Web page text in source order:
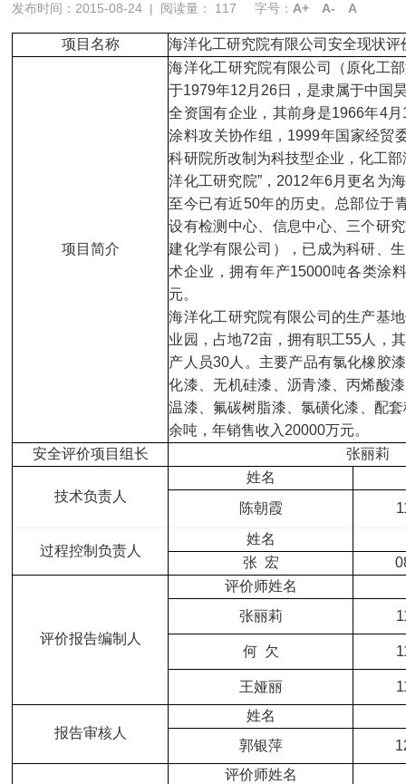
发布时间：2015-08-24 | 阅读量： 117 字号： A+ A- A
项目名称 海洋化工研究院有限公司安全现状评
项目简介
海洋化工研究院有限公司（原化工
于1979年12月26日，是隶属于中国
全资国有企业，其前身是1966年4月
涂料攻关协作组，1999年国家经贸
科研院所改制为科技型企业，化工
洋化工研究院”，2012年6月更名为
至今已有近50年的历史。总部位于
设有检测中心、信息中心、三个研
建化学有限公司），已成为科研、
术企业，拥有年产15000吨各类涂
元。
海洋化工研究院有限公司的生产基
业园，占地72亩，拥有职工55人，
产人员30人。主要产品有氯化橡胶
化漆、无机硅漆、沥青漆、丙烯酸
温漆、氟碳树脂漆、氯磺化漆、配
余吨，年销售收入20000万元。
安全评价项目组长
张丽莉
技术负责人
姓名
陈朝霞
过程控制负责人
姓名
张 宏
评价报告编制人
评价师姓名
张丽莉
何 欠
王娅丽
报告审核人
姓名
郭银萍
评价师姓名